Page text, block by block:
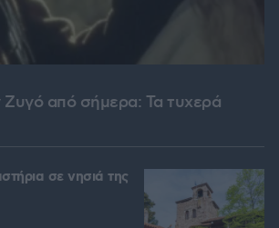
από σήμερα: Τα τυχερά
σε νησιά της